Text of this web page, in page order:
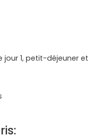
jour 1, petit-déjeuner et